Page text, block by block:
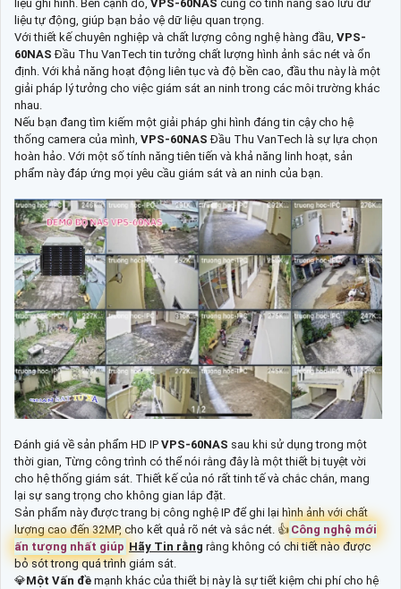
liệu ghi hình. Bên cạnh đó, VPS-60NAS cũng có tính năng sao lưu dữ
liệu tự động, giúp bạn bảo vệ dữ liệu quan trọng.
Với thiết kế chuyên nghiệp và chất lượng công nghệ hàng đầu, VPS-
60NASĐầu Thu VanTech tin tưởng chất lượng hình ảnh sắc nét và ổn
định. Với khả năng hoạt động liên tục và độ bền cao, đầu thu này là một
giải pháp lý tưởng cho việc giám sát an ninh trong các môi trường khác
nhau.
Nếu bạn đang tìm kiếm một giải pháp ghi hình đáng tin cậy cho hệ
thống camera của mình, VPS-60NASĐầu Thu VanTech là sự lựa chọn
hoàn hảo. Với một số tính năng tiên tiến và khả năng linh hoạt, sản
phẩm này đáp ứng mọi yêu cầu giám sát và an ninh của bạn.
Đánh giá về sản phẩm HD IP VPS-60NAS sau khi sử dụng trong một
thời gian, Từng công trình có thể nói rằng đây là một thiết bị tuyệt vời
cho hệ thống giám sát. Thiết kế của nó rất tinh tế và chắc chắn, mang
lại sự sang trọng cho không gian lắp đặt.
Sản phẩm này được trang bị công nghệ IP để ghi lại hình ảnh với chất
lượng cao đến 32MP, cho kết quả rõ nét và sắc nét. 👍 Công nghệ mới
ấn tượng nhất giúp Hãy Tin rằng rằng không có chi tiết nào được
bỏ sót trong quá trình giám sát.
💎Một Vấn đề mạnh khác của thiết bị này là sự tiết kiệm chi phí cho hệ